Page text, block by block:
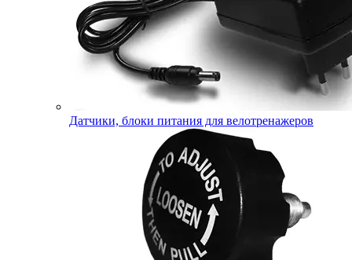
Датчики, блоки питания для велотренажеров